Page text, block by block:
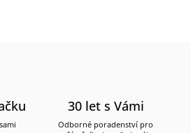
30 let s Vámi
Odborné poradenství pro